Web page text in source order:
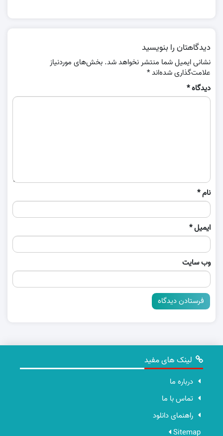
دیدگاهتان را بنویسید
نشانی ایمیل شما منتشر نخواهد شد. بخش‌های موردنیاز
علامت‌گذاری شده‌اند*
دیدگاه*
نام*
ایمیل*
وب‌ سایت
لینک های مفید
درباره ما
تماس با ما
راهنمای دانلود
Sitemap